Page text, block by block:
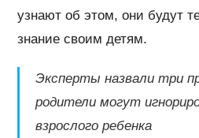
узнают об этом, они будут
знание своим детям.
Эксперты назвали три
родители могут
взрослого ребенка